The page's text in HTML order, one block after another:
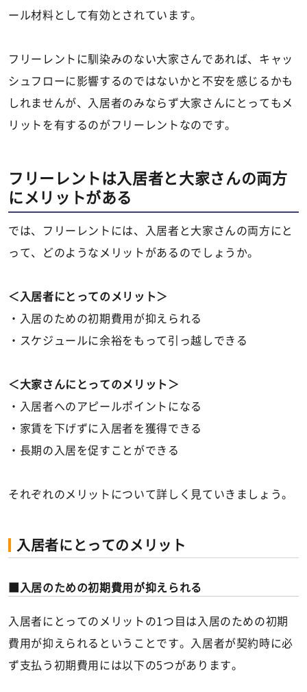
ール材料として有効とされています。
フリーレントに馴染みのない大家さんであれば、キャッ
シュフローに影響するのではないかと不安を感じるかも
しれませんが、入居者のみならず大家さんにとってもメ
リットを有するのがフリーレントなのです。
フリーレントは入居者と大家さんの両方
にメリットがある
では、フリーレントには、入居者と大家さんの両方にと
って、どのようなメリットがあるのでしょうか。
＜入居者にとってのメリット＞
・入居のための初期費用が抑えられる
・スケジュールに余裕をもって引っ越しできる
＜大家さんにとってのメリット＞
・入居者へのアピールポイントになる
・家賃を下げずに入居者を獲得できる
・長期の入居を促すことができる
それぞれのメリットについて詳しく見ていきましょう。
入居者にとってのメリット
入居のための初期費用が抑えられる
入居者にとってのメリットの1つ目は入居のための初期
費用が抑えられるということです。入居者が契約時に必
ず支払う初期費用には以下の5つがあります。